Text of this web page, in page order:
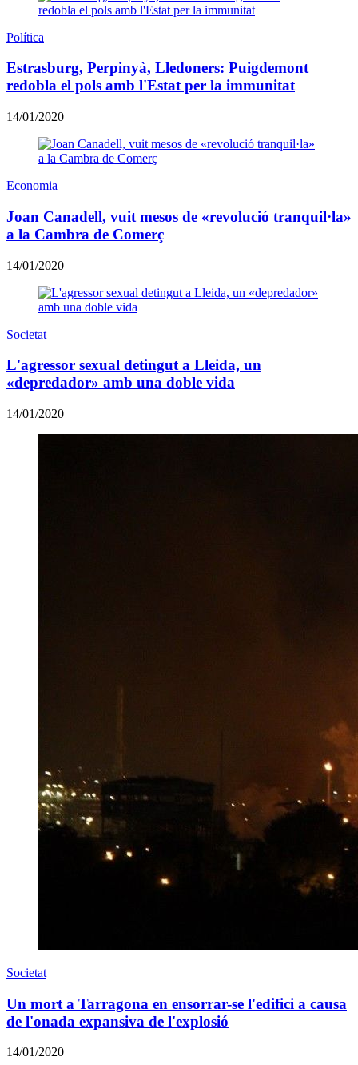
Política
Estrasburg, Perpinyà, Lledoners: Puigdemont
redobla el pols amb l'Estat per la immunitat
14/01/2020
Economia
Joan Canadell, vuit mesos de «revolució tranquil·la»
a la Cambra de Comerç
14/01/2020
Societat
L'agressor sexual detingut a Lleida, un
«depredador» amb una doble vida
14/01/2020
Societat
Un mort a Tarragona en ensorrar-se l'edifici a causa
de l'onada expansiva de l'explosió
14/01/2020